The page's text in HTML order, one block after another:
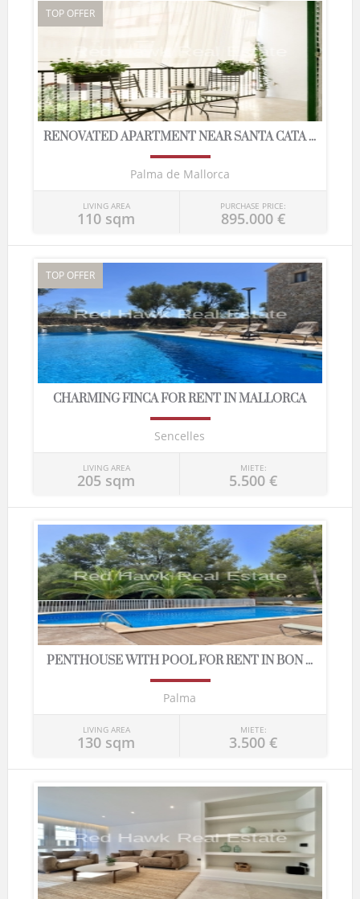
TOP OFFER
RENOVATED APARTMENT NEAR SANTA CATA ...
Palma de Mallorca
LIVING AREA
110 sqm
PURCHASE PRICE:
895.000 €
TOP OFFER
CHARMING FINCA FOR RENT IN MALLORCA
Sencelles
LIVING AREA
205 sqm
MIETE:
5.500 €
PENTHOUSE WITH POOL FOR RENT IN BON ...
Palma
LIVING AREA
130 sqm
MIETE:
3.500 €